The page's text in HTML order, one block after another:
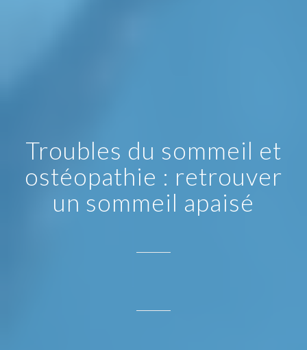
Troubles du sommeil et
ostéopathie : retrouver
un sommeil apaisé